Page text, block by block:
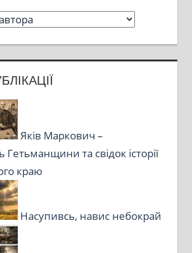
Яків Маркович –
Гетьманщини та свідок історії
краю
Насупивсь, навис небокрай